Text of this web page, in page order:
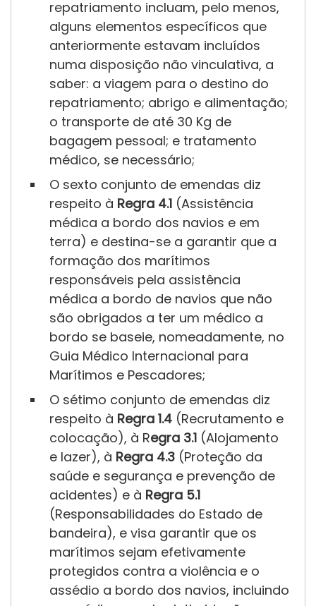
Regra 4.3
Anexo A2-I
Anexo A4-I
23 de dezembro de 2024
Novos dados revelam as
principais causas de morte de
marítimos em 2023
repatriamento incluam, pelo menos,
alguns elementos específicos que
anteriormente estavam incluídos
numa disposição não vinculativa, a
saber: a viagem para o destino do
repatriamento; abrigo e alimentação;
o transporte de até 30 Kg de
bagagem pessoal; e tratamento
médico, se necessário;
O sexto conjunto de emendas diz
respeito à Regra 4.1 (Assistência
médica a bordo dos navios e em
terra) e destina-se a garantir que a
formação dos marítimos
responsáveis pela assistência
médica a bordo de navios que não
são obrigados a ter um médico a
bordo se baseie, nomeadamente, no
Guia Médico Internacional para
Marítimos e Pescadores;
O sétimo conjunto de emendas diz
respeito à Regra 1.4 (Recrutamento e
colocação), à Regra 3.1 (Alojamento
e lazer), à Regra 4.3 (Proteção da
saúde e segurança e prevenção de
acidentes) e à Regra 5.1
(Responsabilidades do Estado de
bandeira), e visa garantir que os
marítimos sejam efetivamente
protegidos contra a violência e o
assédio a bordo dos navios, incluindo